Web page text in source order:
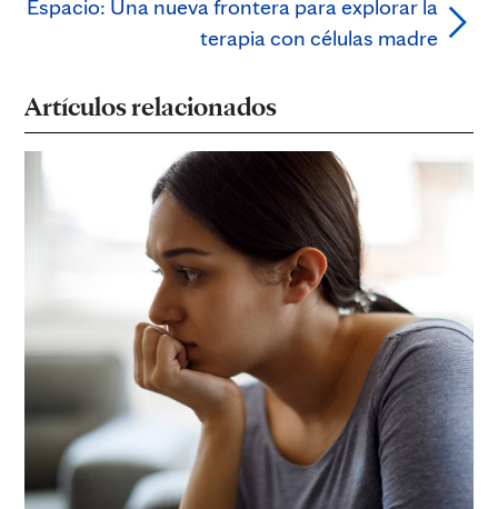
Espacio: Una nueva frontera para explorar la
terapia con células madre
Artículos relacionados